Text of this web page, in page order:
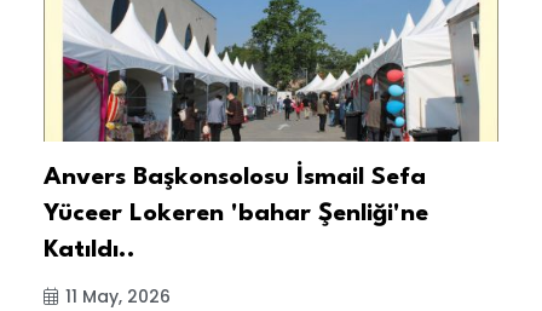
Anvers Başkonsolosu İsmail Sefa
Yüceer Lokeren 'bahar Şenliği'ne
Katıldı..
11 May, 2026